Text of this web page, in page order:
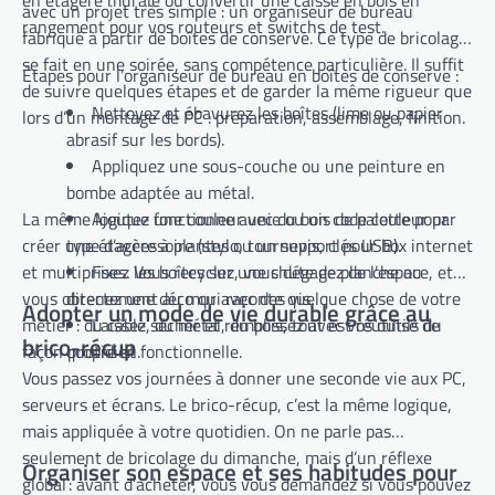
rangement pour vos routeurs et switchs de test.
avec un projet très simple : un organiseur de bureau
fabriqué à partir de boîtes de conserve. Ce type de bricolage
se fait en une soirée, sans compétence particulière. Il suffit
de suivre quelques étapes et de garder la même rigueur que
lors d’un montage de PC : préparation, assemblage, finition.
Étapes pour l’organiseur de bureau en boîtes de conserve :
Nettoyez et ébavurez les boîtes (lime ou papier
abrasif sur les bords).
Appliquez une sous-couche ou une peinture en
bombe adaptée au métal.
Ajoutez une couleur unie ou un code couleur par
type d’accessoire (stylo, tournevis, clés USB).
Fixez les boîtes sur une chute de planche ou
directement au mur avec des vis.
Laissez sécher et remplissez avec vos outils du
quotidien.
La même logique fonctionne avec du bois de palette pour
créer une étagère à plantes ou un support pour box internet
et multiprises. Vous recyclez, vous dégagez de l’espace, et
vous obtenez une déco qui raconte quelque chose de votre
métier : du câble, du métal, du bois, tout est réutilisé de
façon propre et fonctionnelle.
Adopter un mode de vie durable grâce au
brico-récup
Vous passez vos journées à donner une seconde vie aux PC,
serveurs et écrans. Le brico-récup, c’est la même logique,
mais appliquée à votre quotidien. On ne parle pas
seulement de bricolage du dimanche, mais d’un réflexe
global : avant d’acheter, vous vous demandez si vous pouvez
Organiser son espace et ses habitudes pour